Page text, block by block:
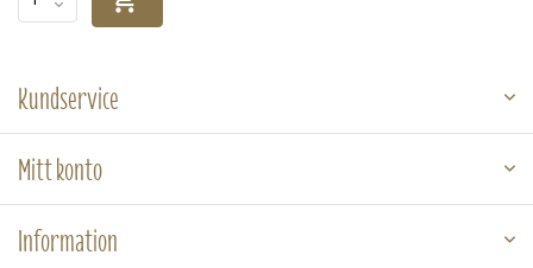
Kundservice
Mitt konto
Information